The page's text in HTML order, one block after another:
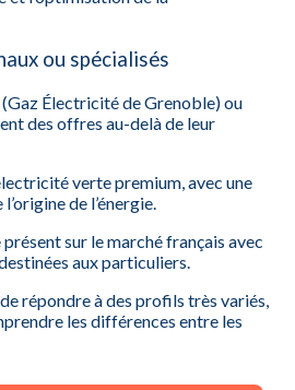
ou spécialisés
Électricité de Grenoble) ou
des offres au-delà de leur
verte premium, avec une
de l’énergie.
sur le marché français avec
aux particuliers.
répondre à des profils très variés,
les différences entre les